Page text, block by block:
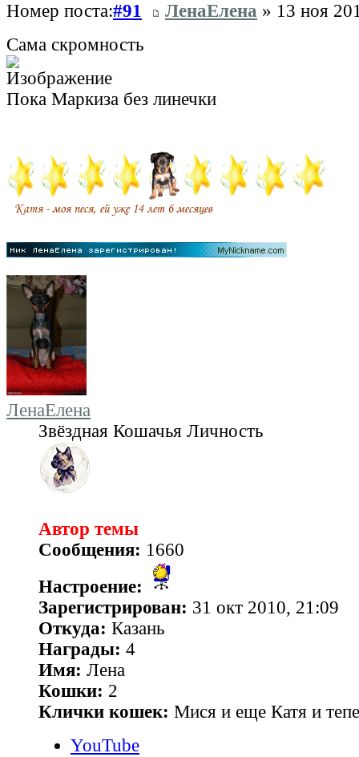
Номер поста:#91 ЛенаЕлена » 13 ноя
Сама скромность
Пока Маркиза без линечки
ЛенаЕлена
Звёздная Кошачья Личность
Автор темы
Сообщения: 1660
Настроение:
Зарегистрирован: 31 окт 2010, 21:09
Откуда: Казань
Награды: 4
Имя: Лена
Кошки: 2
Клички кошек: Мися и еще Катя и
YouTube